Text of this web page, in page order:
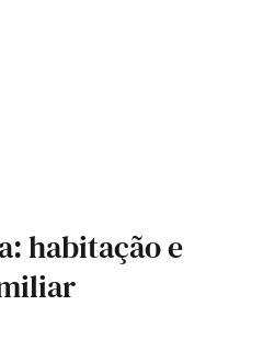
habitação e